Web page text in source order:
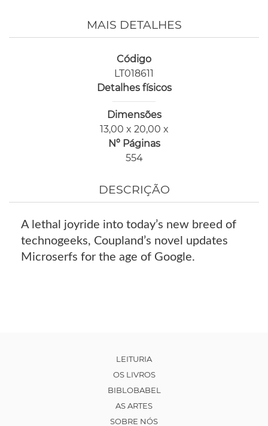
MAIS DETALHES
Código
LT018611
Detalhes físicos
Dimensões
13,00 x 20,00 x
Nº Páginas
554
DESCRIÇÃO
A lethal joyride into today’s new breed of
technogeeks, Coupland’s novel updates
Microserfs for the age of Google.
LEITURIA
OS LIVROS
BIBLOBABEL
AS ARTES
SOBRE NÓS